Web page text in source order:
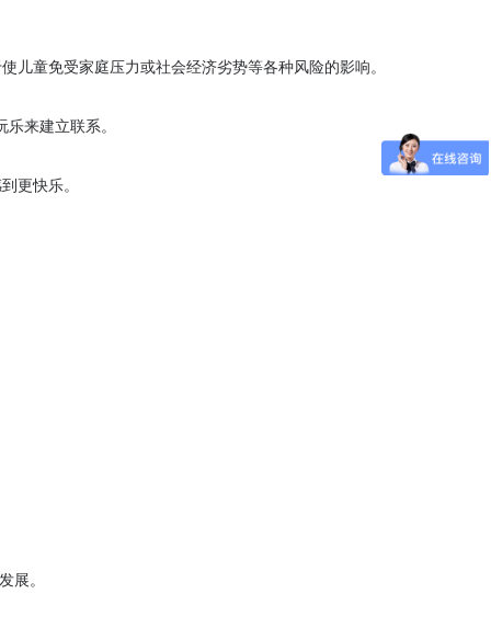
儿童免受家庭压力或社会经济劣势等各种风险的影响。
乐来建立联系。
更快乐。
展。